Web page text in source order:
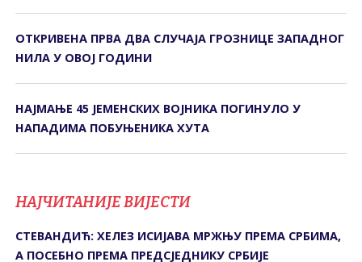
ОТКРИВЕНА ПРВА ДВА СЛУЧАЈА ГРОЗНИЦЕ ЗАПАДНОГ
НИЛА У ОВОЈ ГОДИНИ
НАЈМАЊЕ 45 ЈЕМЕНСКИХ ВОЈНИКА ПОГИНУЛО У
НАПАДИМА ПОБУЊЕНИКА ХУТА
НАЈЧИТАНИЈЕ ВИЈЕСТИ
СТЕВАНДИЋ: ХЕЛЕЗ ИСИЈАВА МРЖЊУ ПРЕМА СРБИМА,
А ПОСЕБНО ПРЕМА ПРЕДСЈЕДНИКУ СРБИЈЕ